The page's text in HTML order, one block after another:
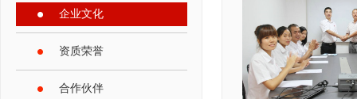
企业文化
资质荣誉
合作伙伴